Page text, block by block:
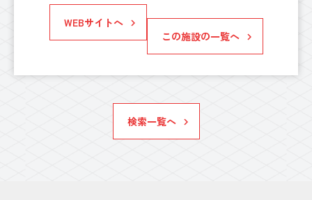
WEBサイトへ
この施設の一覧へ
検索一覧へ